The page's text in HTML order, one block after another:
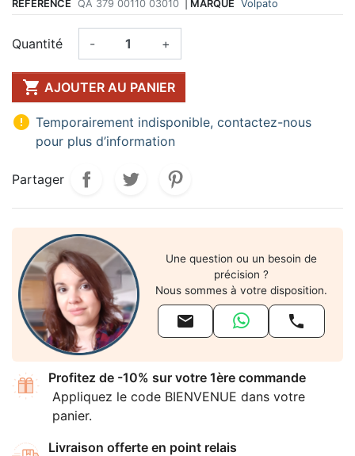
RÉFÉRENCE QA 379 00110 03010 MARQUE Volpato
Quantité - +
 AJOUTER AU PANIER
 Temporairement indisponible, contactez-nous
pour plus d’information
Partager
Une question ou un besoin de
précision ?
Nous sommes à votre disposition.
 
Profitez de -10% sur votre 1ère commande
Appliquez le code BIENVENUE dans votre
panier.
Livraison offerte en point relais